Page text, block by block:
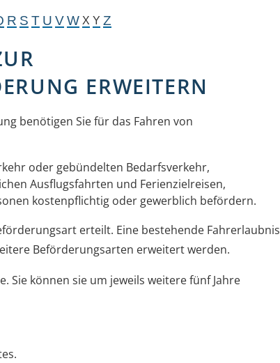
R S T U V W X Y Z
ERWEITERN
benötigen Sie für das Fahren von
oder gebündelten Bedarfsverkehr,
Ausflugsfahrten und Ferienzielreisen,
kostenpflichtig oder gewerblich befördern.
erteilt. Eine bestehende Fahrerlaubnis
Beförderungsarten erweitert werden.
Sie können sie um jeweils weitere fünf Jahre